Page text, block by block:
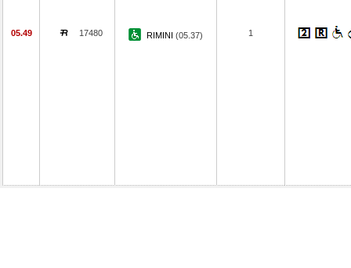
05.49 17480 RIMINI (05.37) 1